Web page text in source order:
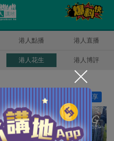
港人點播 港人直播
港人花生 港人博評
分享
讚好